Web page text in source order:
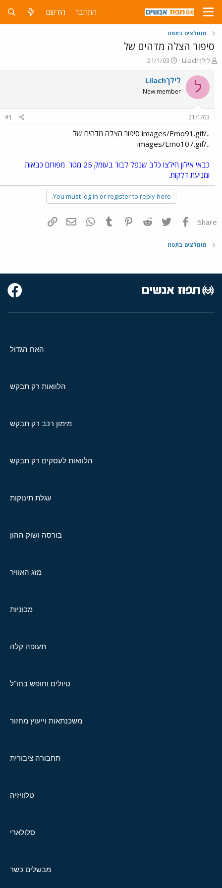
התחבר הירשם
מומלצים בתפוז
סיפור הצלה מדהים של
פ
ו
ת
ח
ה
ש
לילךLilach
פ
ו
ר
ס
ם
ר
י
ך
21/1/03
ל לילךLilach
New member
21/1/03
#1
../images/Emo91.gif סיפור הצלה מדהים של
../images/Emo107.gif
כבאי אילון חילצו כלב שנפל לבור בעומק 25 מטר
מפורום כבאות
ומניעת דלקות.
You must log in or register to reply here.
Share: פייסבוק Twitter
Reddit
Pinterest
Tumblr
WhatsAppדואר אלקטרוני
מומלצים בתפוז
האח הגדול
הלוואות רק תבקש
מימון רכב רק תבקש
הלוואות לעסקים רק תבקש
עגלת תינוקות
בורסה ושוק ההון
מזג האוויר
מכוניות
תעופה קלה
טיולים וחופש בחו"ל
משכנתאות וייעוץ מחזור
תחבורה ציבורית
טלוויזיה
סלולארי
מבשלים כשר